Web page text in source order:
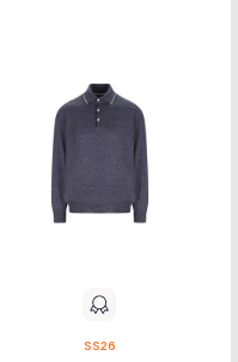
SS26